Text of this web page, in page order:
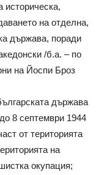
историческа,
на отделна,
държава, поради
/б.а. – по
на Йоспи Броз
държава
8 септември 1944
от територията
на
окупация;